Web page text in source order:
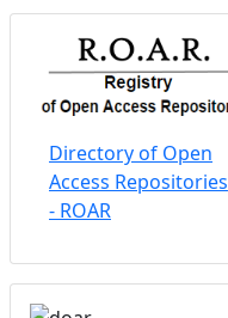
Directory of Open
Access Repositories
- ROAR